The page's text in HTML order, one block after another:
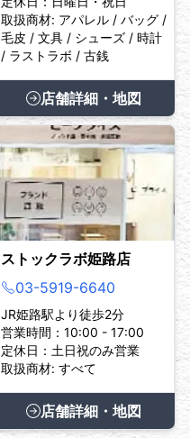
取扱商材: アパレル / バッグ /
毛皮 / 文具 / シューズ / 時計
/ ラストラボ / 古銭
店舗詳細・地図
ストックラボ姫路店
03-5919-6640
JR姫路駅より徒歩2分
営業時間：10:00 - 17:00
定休日：土日祝のみ営業
取扱商材: すべて
店舗詳細・地図